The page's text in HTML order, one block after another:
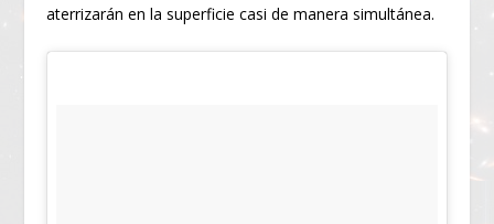
aterrizarán en la superficie casi de manera simultánea.